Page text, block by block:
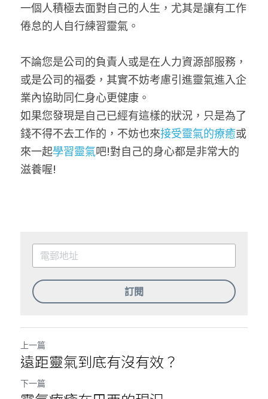
一個人積極去面對自己的人生，尤其是讓有工作
倦怠的人自行練習靈氣。
不論您是公司的負責人或是在人力資源部服務，
或是公司的福委，其實不妨考慮引進靈氣進入企
業內協助同仁身心更健康。
如果您發現是自己已經有這樣的狀況，只是為了
錢不得不去工作的，不妨也來接受靈氣的療癒或
來一起學習靈氣吧!對自己的身心都是非常大的
滋養喔!
訂閱
上一篇
遠距靈氣到底有沒有效？
下一篇